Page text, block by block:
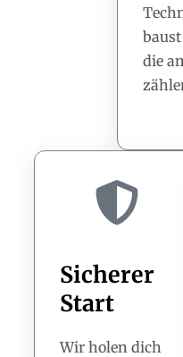
die
Sicherer
Start
Wir holen dich